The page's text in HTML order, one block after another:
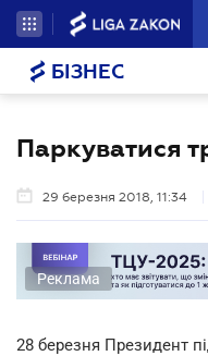
БІЗНЕС
Паркуватися
29 березня 2018, 11:34
Реклама
28 березня Президент